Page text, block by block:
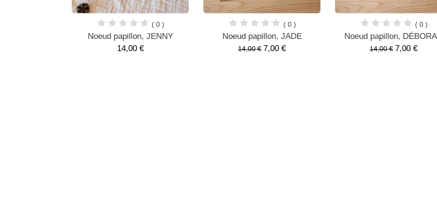
( 0 )
Noeud papillon, JENNY
14,00 €
( 0 )
Noeud papillon, JADE
14,00 € 7,00 €
( 0 )
Noeud papillon,
14,00 € 7,00 €